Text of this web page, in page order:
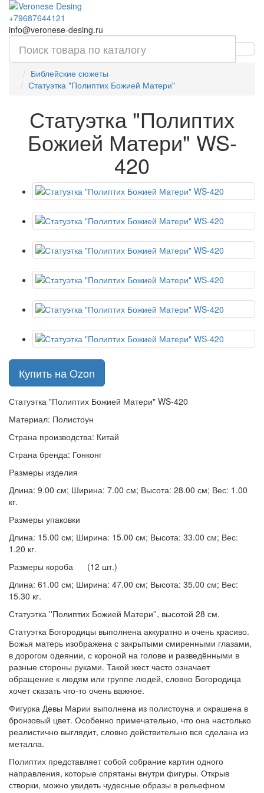
+79687644121
info@veronese-desing.ru
Библейские сюжеты
Статуэтка "Полиптих Божией Матери"
Статуэтка "Полиптих
Божией Матери" WS-
420
Купить на Ozon
Статуэтка "Полиптих Божией Матери" WS-420
Материал: Полистоун
Страна производства: Китай
Страна бренда: Гонконг
Размеры изделия
Длина: 9.00 см; Ширина: 7.00 см; Высота: 28.00 см; Вес: 1.00
кг.
Размеры упаковки
Длина: 15.00 см; Ширина: 15.00 см; Высота: 33.00 см; Вес:
1.20 кг.
Размеры короба (12 шт.)
Длина: 61.00 см; Ширина: 47.00 см; Высота: 35.00 см; Вес:
15.30 кг.
Статуэтка ''Полиптих Божией Матери'', высотой 28 см.
Статуэтка Богородицы выполнена аккуратно и очень красиво.
Божья матерь изображена с закрытыми смиренными глазами,
в дорогом одеянии, с короной на голове и разведёнными в
разные стороны руками. Такой жест часто означает
обращение к людям или группе людей, словно Богородица
хочет сказать что-то очень важное.
Фигурка Девы Марии выполнена из полистоуна и окрашена в
бронзовый цвет. Особенно примечательно, что она настолько
реалистично выглядит, словно действительно вся сделана из
металла.
Полиптих представляет собой собрание картин одного
направления, которые спрятаны внутри фигуры. Открыв
створки, можно увидеть чудесные образы в рельефном